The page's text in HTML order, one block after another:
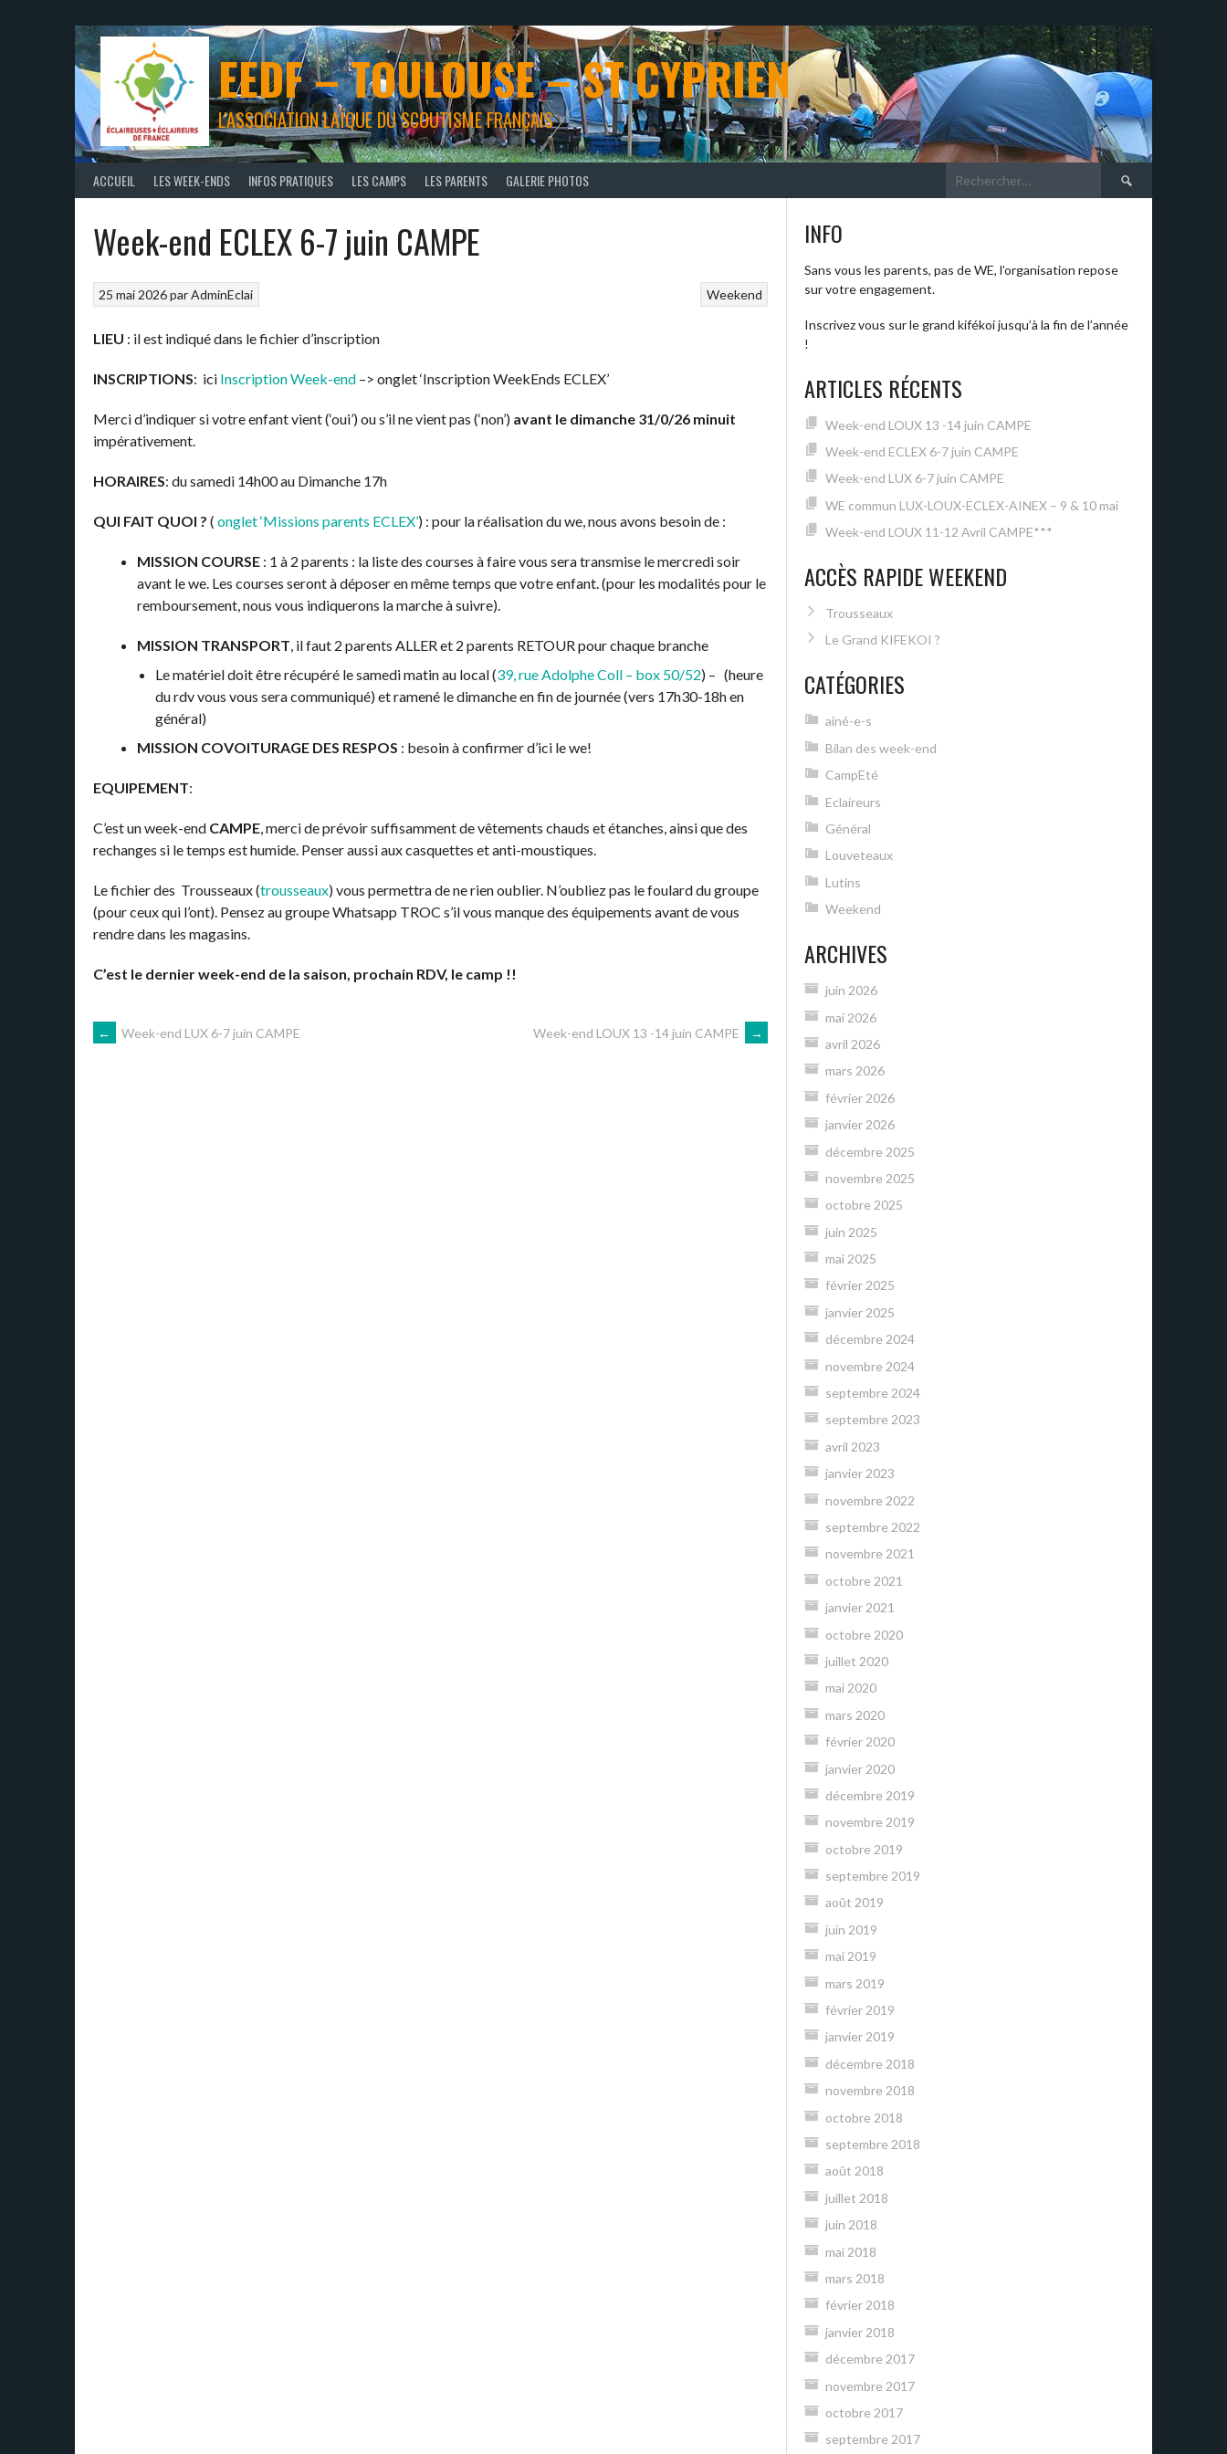
EEDF – TOULOUSE – ST CYPRIEN
L'ASSOCIATION LAÏQUE DU SCOUTISME FRANÇAIS
ACCUEIL LES WEEK-ENDS INFOS PRATIQUES LES CAMPS LES PARENTS GALERIE PHOTOS Rechercher :
Week-end ECLEX 6-7 juin CAMPE
Weekend
25 mai 2026parAdminEclai
LIEU : il est indiqué dans le fichier d’inscription
INSCRIPTIONS: ici Inscription Week-end –> onglet ‘Inscription WeekEnds ECLEX’
Merci d’indiquer si votre enfant vient (‘oui’) ou s’il ne vient pas (‘non’) avant le dimanche 31/0/26 minuit
impérativement.
HORAIRES: du samedi 14h00 au Dimanche 17h
QUI FAIT QUOI ? ( onglet ‘Missions parents ECLEX’) : pour la réalisation du we, nous avons besoin de :
MISSION COURSE : 1 à 2 parents : la liste des courses à faire vous sera transmise le mercredi soir
avant le we. Les courses seront à déposer en même temps que votre enfant. (pour les modalités pour le
remboursement, nous vous indiquerons la marche à suivre).
MISSION TRANSPORT , il faut 2 parents ALLER et 2 parents RETOUR pour chaque branche
Le matériel doit être récupéré le samedi matin au local (39, rue Adolphe Coll – box 50/52) – (heure
du rdv vous vous sera communiqué) et ramené le dimanche en fin de journée (vers 17h30-18h en
général)
MISSION COVOITURAGE DES RESPOS : besoin à confirmer d’ici le we!
EQUIPEMENT:
C’est un week-end CAMPE , merci de prévoir suffisamment de vêtements chauds et étanches, ainsi que des
rechanges si le temps est humide. Penser aussi aux casquettes et anti-moustiques.
Le fichier des Trousseaux (trousseaux) vous permettra de ne rien oublier. N’oubliez pas le foulard du groupe
(pour ceux qui l’ont). Pensez au groupe Whatsapp TROC s’il vous manque des équipements avant de vous
rendre dans les magasins.
C’est le dernier week-end de la saison, prochain RDV, le camp !!
NAVIGATION
← Week-end LUX 6-7 juin CAMPE Week-end LOUX 13 -14 juin CAMPE →
INFO
Sans vous les parents, pas de WE, l’organisation repose
sur votre engagement.
Inscrivez vous sur le grand kifékoi jusqu’à la fin de l’année
!
ARTICLES RÉCENTS
Week-end LOUX 13 -14 juin CAMPE
Week-end ECLEX 6-7 juin CAMPE
Week-end LUX 6-7 juin CAMPE
WE commun LUX-LOUX-ECLEX-AINEX – 9 & 10 mai
Week-end LOUX 11-12 Avril CAMPE***
ACCÈS RAPIDE WEEKEND
Trousseaux
Le Grand KIFEKOI ?
CATÉGORIES
ainé-e-s
Bilan des week-end
CampEté
Eclaireurs
Général
Louveteaux
Lutins
Weekend
ARCHIVES
juin 2026
mai 2026
avril 2026
mars 2026
février 2026
janvier 2026
décembre 2025
novembre 2025
octobre 2025
juin 2025
mai 2025
février 2025
janvier 2025
décembre 2024
novembre 2024
septembre 2024
septembre 2023
avril 2023
janvier 2023
novembre 2022
septembre 2022
novembre 2021
octobre 2021
janvier 2021
octobre 2020
juillet 2020
mai 2020
mars 2020
février 2020
janvier 2020
décembre 2019
novembre 2019
octobre 2019
septembre 2019
août 2019
juin 2019
mai 2019
mars 2019
février 2019
janvier 2019
décembre 2018
novembre 2018
octobre 2018
septembre 2018
août 2018
juillet 2018
juin 2018
mai 2018
mars 2018
février 2018
janvier 2018
décembre 2017
novembre 2017
octobre 2017
septembre 2017